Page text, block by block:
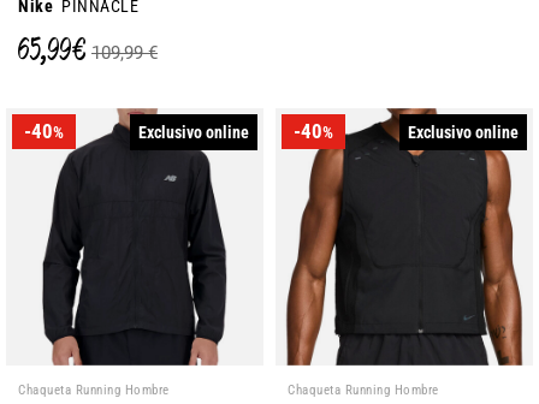
Nike PINNACLE
65,99 € 109,99 €
-40% Exclusivo online
Chaqueta Running Hombre
-40% Exclusivo online
Chaqueta Running Hombre